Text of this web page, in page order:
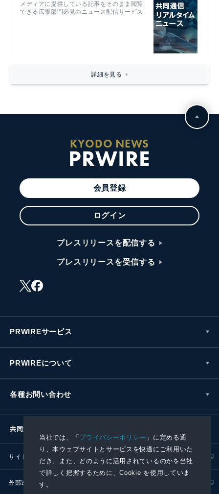
当社では、「プライバシーポリシー 」に定める通
り、本ウェブサイトとサービスを快適にご利用いた
だき、また、どのように活用されているのかを当社
で詳しく把握するために、Cookie を使用していま
す。
メディアに提供している記事をそのまま閲覧
できる広報部門必見のニュース配信サービス
詳細を見る
KYODO NEWS
PRWIRE
会員登録
ログイン
プレスリリースを配信する
プレスリリースを受信する
PRWIREサービス
PRWIREについて
各種お問い合わせ
共同通信社グループ
サイトポリシー プライバシーポリシー
外部送信ポリシー